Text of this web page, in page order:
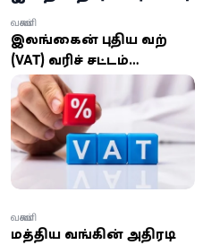
இலங்கையின் புதிய வற்
(VAT) வரிச் சட்டம்
நடைமுறைக்கு வந்தது:
வரம்பு மற்றும் டிஜிட்டல்
சேவைகளில்
மாற்றங்கள்!
வணிகம்
மத்திய வங்கியின் அதிரடி
வணிகம்